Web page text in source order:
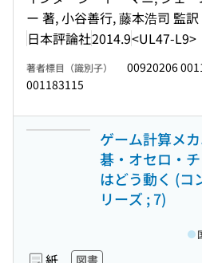
ー 著, 小谷善行, 藤本浩司 監訳
日本評論社2014.9<UL47-L9>
著者標目（識別子） 00920206
001183115
ゲーム計算メ
碁・オセロ・
はどう動く (コ
リーズ ; 7)
図書